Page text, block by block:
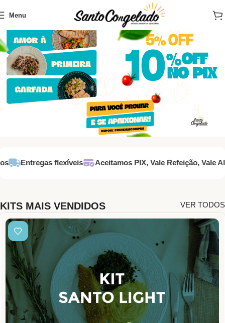
Menu
Entregas flexíveis Aceitamos PIX, Vale Refeição, Vale
KITS MAIS VENDIDOS VER TODOS